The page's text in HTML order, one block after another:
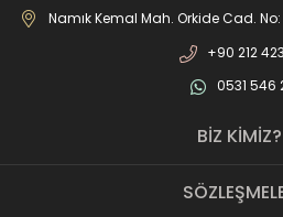
JOMA markası ile de Türkiye'de
Namık Kemal Mah. Orkide Cad.
+90 212
0531 546
BİZ KİMİZ?